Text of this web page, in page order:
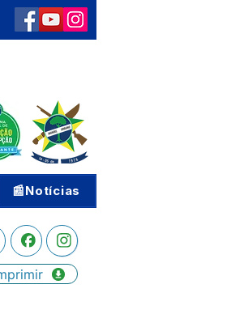
📰Notícias